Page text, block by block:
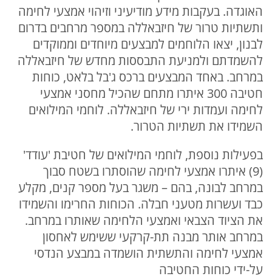
האוגדה. בעקבות מידע מודיעיני וזיהוי אמצעי לחימה
ותשתיות טרור של חיזבאללה במספר מרחבים בדרום
לבנון, יצאו הלוחמים למבצעים מיוחדים וממוקדים
להשמדתם ולמניעת התבססות מחדש של חיזבאללה
במרחב. באחד המבצעים ברכס ג'בל בלאט, כוחות
חטיבה 300 איתרו מתחם שהכיל מחסני אמצעי
לחימה ועמדות ירי של חיזבאללה. לוחמי המילואים
השמידו את תשתיות הטרור.
בפעילות נוספת, לוחמי המילואים של חטיבת 'עודד'
(9) איתרו אמצעי לחימה שהוסתרו בשטח סבוך
במרחב לבונה, בהם – משגר בעל מספר קנים, מקלע
כבד ועשרות מטעני חבלה. הכוחות החרימו והשמידו
את הציוד הצבאי ואמצעי הלחימה שאותרו במרחב.
במרחב אותר מבנה תת-קרקעי ששימש לאחסון
אמצעי לחימה והתשתית הושמדה במבצע הנדסי
על-ידי כוחות החטיבה